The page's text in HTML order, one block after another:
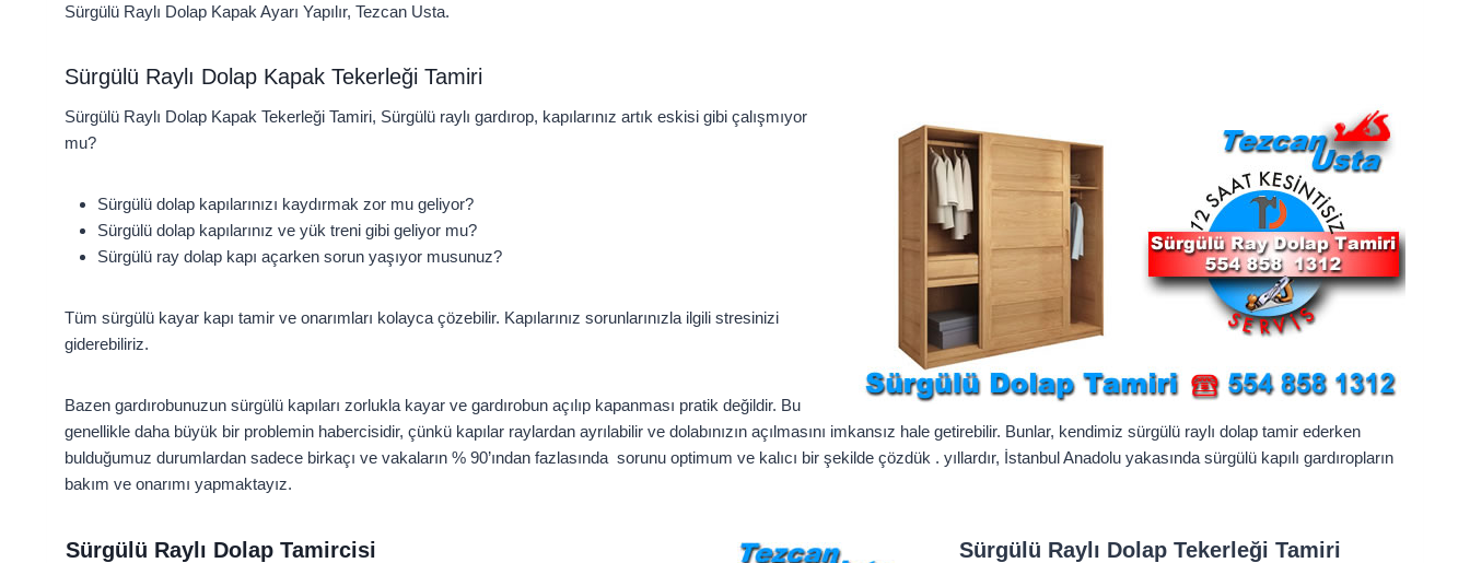
Sürgülü Raylı Dolap Kapak Ayarı Yapılır, Tezcan Usta.
Sürgülü Raylı Dolap Kapak Tekerleği Tamiri
Sürgülü Raylı Dolap Kapak Tekerleği Tamiri, Sürgülü raylı gardırop, kapılarınız artık eskisi gibi çalışmıyor
mu?
Sürgülü dolap kapılarınızı kaydırmak zor mu geliyor?
Sürgülü dolap kapılarınız ve yük treni gibi geliyor mu?
Sürgülü ray dolap kapı açarken sorun yaşıyor musunuz?
Tüm sürgülü kayar kapı tamir ve onarımları kolayca çözebilir. Kapılarınız sorunlarınızla ilgili stresinizi
giderebiliriz.
Bazen gardırobunuzun sürgülü kapıları zorlukla kayar ve gardırobun açılıp kapanması pratik değildir. Bu
genellikle daha büyük bir problemin habercisidir, çünkü kapılar raylardan ayrılabilir ve dolabınızın açılmasını imkansız hale getirebilir. Bunlar, kendimiz sürgülü raylı dolap tamir ederken
bulduğumuz durumlardan sadece birkaçı ve vakaların % 90’ından fazlasında sorunu optimum ve kalıcı bir şekilde çözdük . yıllardır, İstanbul Anadolu yakasında sürgülü kapılı gardıropların
bakım ve onarımı yapmaktayız.
Sürgülü Raylı Dolap Tamircisi Sürgülü Raylı Dolap Tekerleği Tamiri